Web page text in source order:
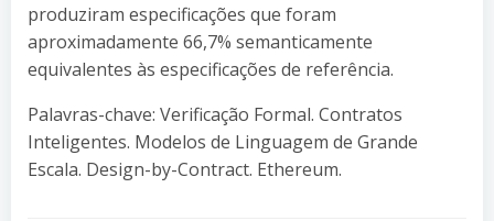
produziram especificações que foram
aproximadamente 66,7% semanticamente
equivalentes às especificações de referência.
Palavras-chave: Verificação Formal. Contratos
Inteligentes. Modelos de Linguagem de Grande
Escala. Design-by-Contract. Ethereum.